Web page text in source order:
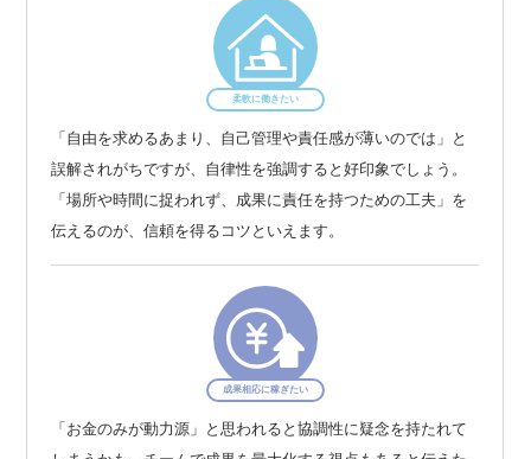
柔軟に働きたい
「自由を求めるあまり、自己管理や責任感が薄いのでは」と
誤解されがちですが、自律性を強調すると好印象でしょう。
「場所や時間に捉われず、成果に責任を持つための工夫」を
伝えるのが、信頼を得るコツといえます。
成果相応に稼ぎたい
「お金のみが動力源」と思われると協調性に疑念を持たれて